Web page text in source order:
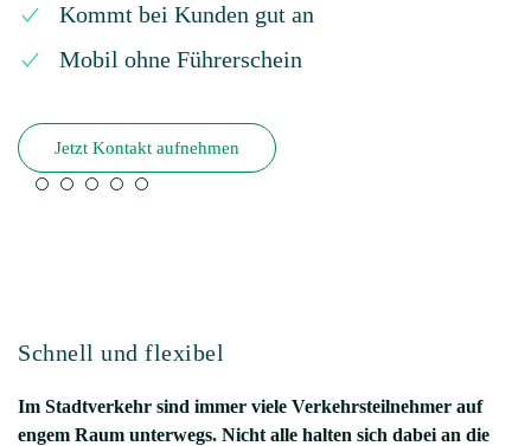
Kommt bei Kunden gut an
Mobil ohne Führerschein
Jetzt Kontakt aufnehmen
Schnell und flexibel
Im Stadtverkehr sind immer viele Verkehrsteilnehmer auf
engem Raum unterwegs. Nicht alle halten sich dabei an die